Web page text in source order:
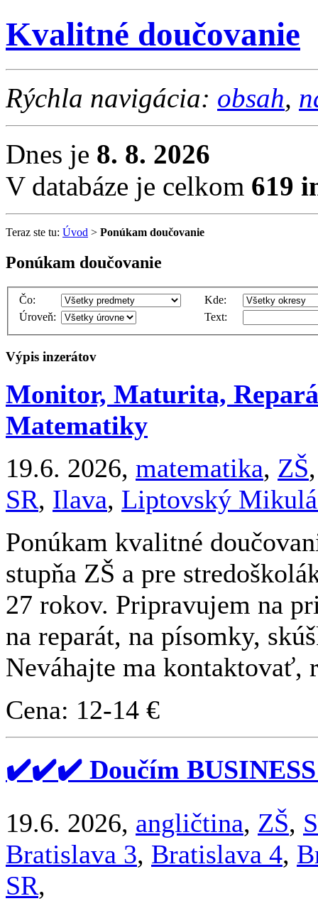
Kvalitné doučovanie
Rýchla navigácia: obsah,
Dnes je 8. 8. 2026
V databáze je celkom 619
Teraz ste tu: Úvod > Ponúkam doučovanie
Ponúkam doučovanie
Čo:
Kde:
Úroveň:
Text:
Výpis inzerátov
Monitor, Maturita,
Matematiky
19.6. 2026, matematika, ZŠ
SR, Ilava, Liptovský
Ponúkam kvalitné
stupňa ZŠ a pre
27 rokov. Pripravujem na
na reparát, na písomky,
Neváhajte ma kontaktovať,
Cena: 12-14 €
✔️✔️✔️ Doučím
19.6. 2026, angličtina, ZŠ,
Bratislava 3, Bratislava 4,
SR,